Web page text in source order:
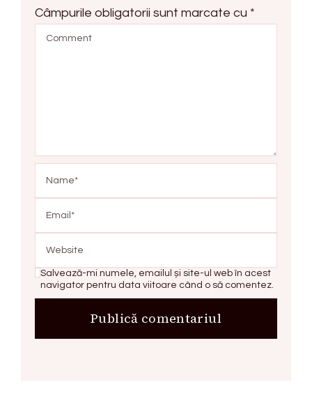
Câmpurile obligatorii sunt marcate cu *
Salvează-mi numele, emailul și site-ul web în acest
navigator pentru data viitoare când o să comentez.